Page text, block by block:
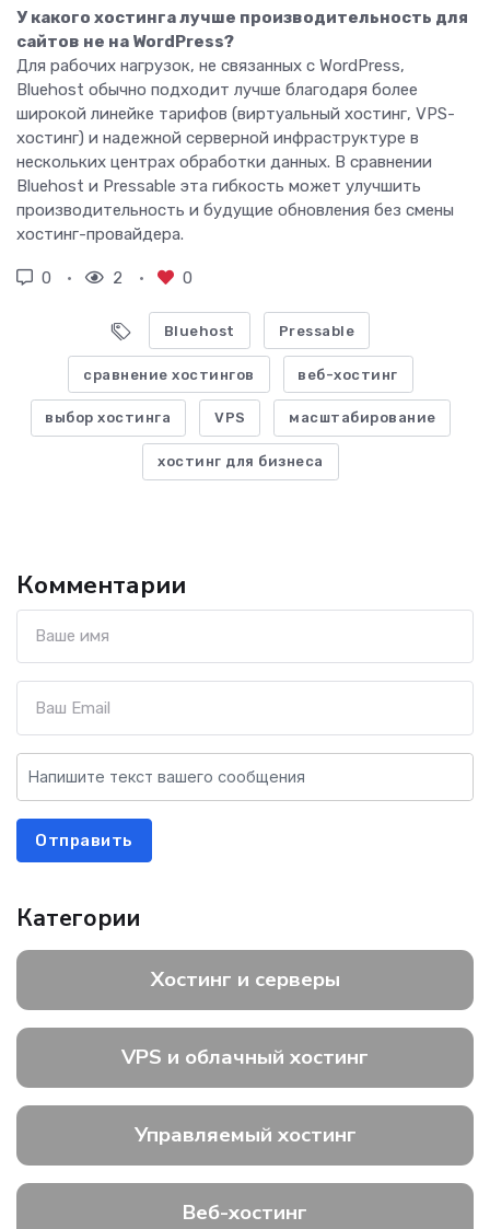
У какого хостинга лучше производительность для
сайтов не на WordPress?
Для рабочих нагрузок, не связанных с WordPress,
Bluehost обычно подходит лучше благодаря более
широкой линейке тарифов (виртуальный хостинг, VPS-
хостинг) и надежной серверной инфраструктуре в
нескольких центрах обработки данных. В сравнении
Bluehost и Pressable эта гибкость может улучшить
производительность и будущие обновления без смены
хостинг-провайдера.
0 2 0
Bluehost Pressable
сравнение хостингов веб-хостинг
выбор хостинга VPS масштабирование
хостинг для бизнеса
Комментарии
Отправить
Категории
Хостинг и серверы
VPS и облачный хостинг
Управляемый хостинг
Веб-хостинг